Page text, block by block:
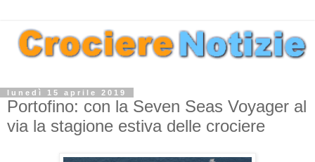
lunedì 15 aprile 2019
Portofino: con la Seven Seas Voyager al
via la stagione estiva delle crociere